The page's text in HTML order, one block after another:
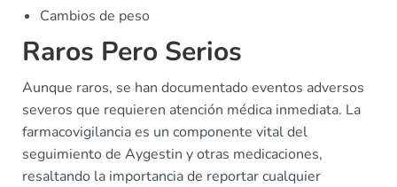
Cambios de peso
Raros Pero Serios
Aunque raros, se han documentado eventos adversos
severos que requieren atención médica inmediata. La
farmacovigilancia es un componente vital del
seguimiento de Aygestin y otras medicaciones,
resaltando la importancia de reportar cualquier